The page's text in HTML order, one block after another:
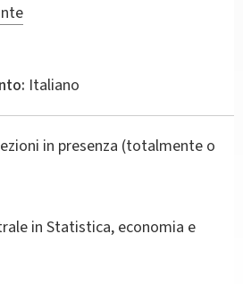
Italiano
in presenza (totalmente o
in Statistica, economia e